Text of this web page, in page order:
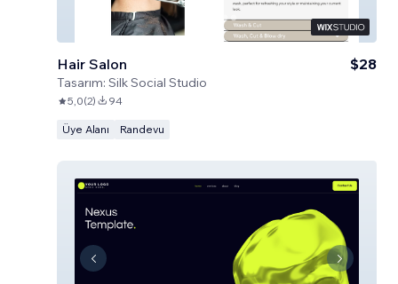
Hair Salon
Tasarım: Silk Social Studio
$28
5,0(2) 94
Üye Alanı Randevu